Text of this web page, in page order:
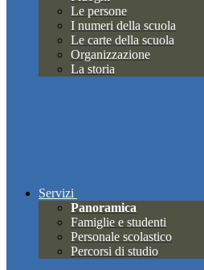
Le persone
I numeri della scuola
Le carte della scuola
Organizzazione
La storia
Servizi
Panoramica
Famiglie e studenti
Personale scolastico
Percorsi di studio